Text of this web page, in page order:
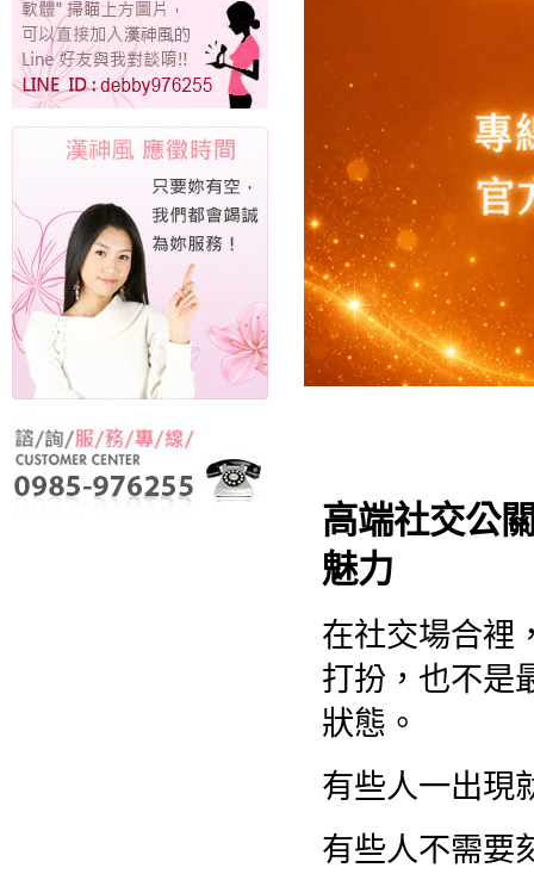
高端社交公
魅力
在社交場合裡
打扮，也不是
狀態。
有些人一出現
有些人不需要